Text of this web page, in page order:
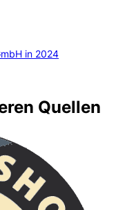
in 2024
Quellen